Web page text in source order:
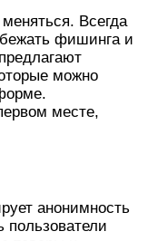
Всегда
фишинга и
можно
месте,
анонимность
пользователи